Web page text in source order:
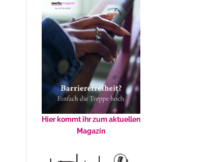
Hier kommt ihr zum aktuellen
Magazin